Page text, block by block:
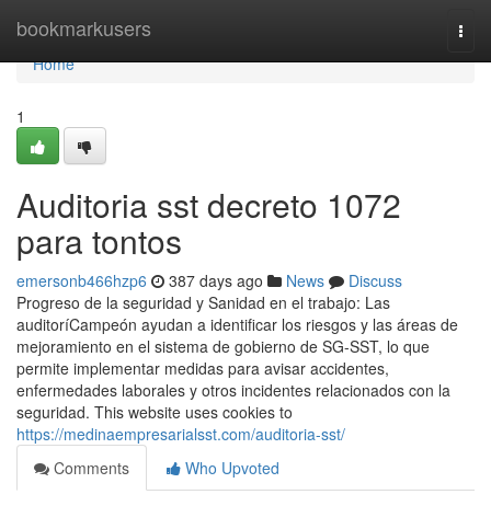
bookmarkusers
Home
Home
1
Auditoria sst decreto 1072
para tontos
emersonb466hzp6 387 days ago News
Discuss
Progreso de la seguridad y Sanidad en el trabajo: Las
auditoríCampeón ayudan a identificar los riesgos y las áreas de
mejoramiento en el sistema de gobierno de SG-SST, lo que
permite implementar medidas para avisar accidentes,
enfermedades laborales y otros incidentes relacionados con la
seguridad. This website uses cookies to
https://medinaempresarialsst.com/auditoria-sst/
Comments
Who Upvoted